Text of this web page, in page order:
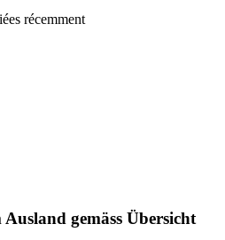
récemment
Ausland gemäss Übersicht